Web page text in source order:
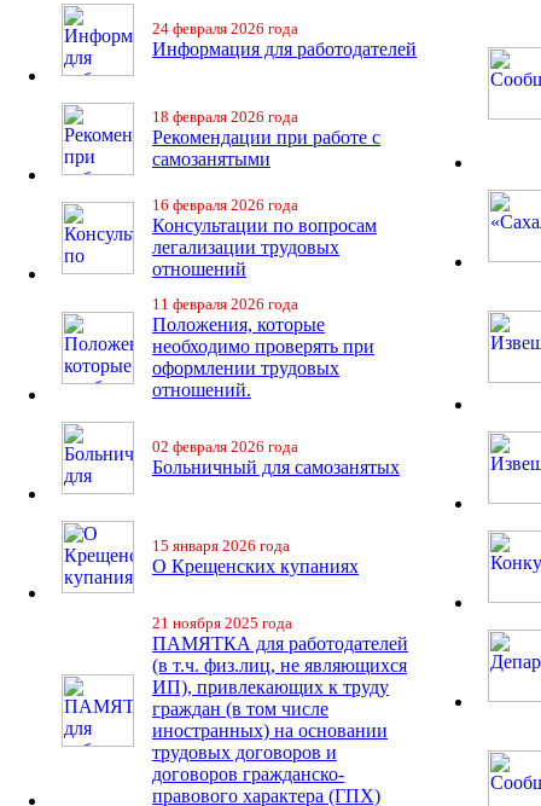
24 февраля 2026 года
Информация для работодателей
18 февраля 2026 года
Рекомендации при работе с
самозанятыми
16 февраля 2026 года
Консультации по вопросам
легализации трудовых
отношений
11 февраля 2026 года
Положения, которые
необходимо проверять при
оформлении трудовых
отношений.
02 февраля 2026 года
Больничный для самозанятых
15 января 2026 года
О Крещенских купаниях
21 ноября 2025 года
ПАМЯТКА для работодателей
(в т.ч. физ.лиц, не являющихся
ИП), привлекающих к труду
граждан (в том числе
иностранных) на основании
трудовых договоров и
договоров гражданско-
правового характера (ГПХ)